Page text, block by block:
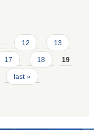
12 13
17 18 19
last »